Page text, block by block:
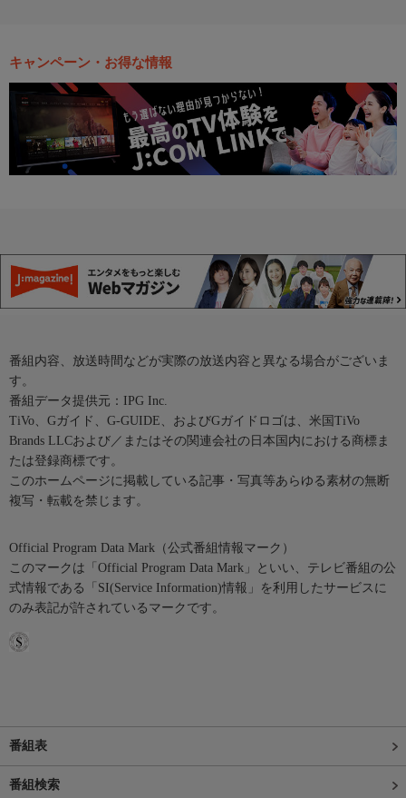
キャンペーン・お得な情報
番組内容、放送時間などが実際の放送内容と異なる場合がございま
す。
番組データ提供元：IPG Inc.
TiVo、Gガイド、G-GUIDE、およびGガイドロゴは、米国TiVo
Brands LLCおよび／またはその関連会社の日本国内における商標ま
たは登録商標です。
このホームページに掲載している記事・写真等あらゆる素材の無断
複写・転載を禁じます。
Official Program Data Mark（公式番組情報マーク）
このマークは「Official Program Data Mark」といい、テレビ番組の公
式情報である「SI(Service Information)情報」を利用したサービスに
のみ表記が許されているマークです。
番組表
番組検索